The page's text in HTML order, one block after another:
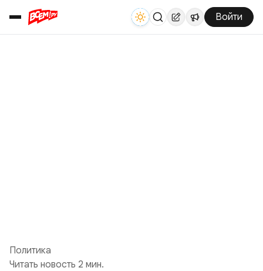
Войти
Политика
Читать новость 2 мин.